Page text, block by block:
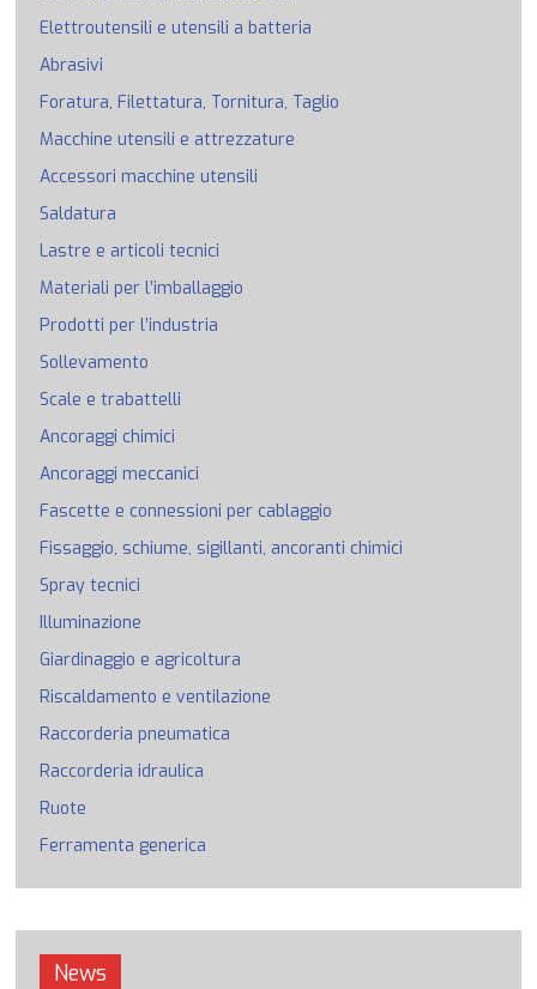
Elettroutensili e utensili a batteria
Abrasivi
Foratura, Filettatura, Tornitura, Taglio
Macchine utensili e attrezzature
Accessori macchine utensili
Saldatura
Lastre e articoli tecnici
Materiali per l’imballaggio
Prodotti per l’industria
Sollevamento
Scale e trabattelli
Ancoraggi chimici
Ancoraggi meccanici
Fascette e connessioni per cablaggio
Fissaggio, schiume, sigillanti, ancoranti chimici
Spray tecnici
Illuminazione
Giardinaggio e agricoltura
Riscaldamento e ventilazione
Raccorderia pneumatica
Raccorderia idraulica
Ruote
Ferramenta generica
News